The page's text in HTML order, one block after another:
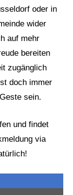
oder in
wider
auf mehr
bereiten
zugänglich
doch immer
sein.
und findet
via